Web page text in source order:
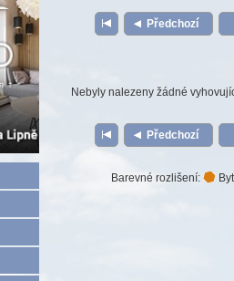
Předchozí
Nebyly nalezeny žádné
Předchozí
Barevné rozlišení: